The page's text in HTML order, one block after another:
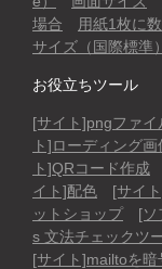
場合
用紙1枚に
サイズ（国際標準）
お役立ちツール
[サイト]pngファ
ト]ローディング
ト]QRコード作成
イト]配色
[サイ
ットショップ
[ソ
s 文法チェックツ
[サイト]mailtoを暗